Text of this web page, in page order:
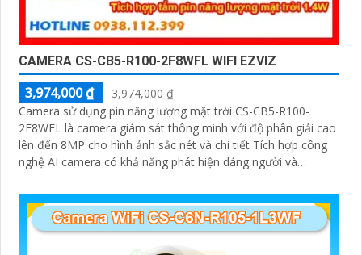
CAMERA CS-CB5-R100-2F8WFL WIFI EZVIZ
3,974,000 ₫
3,974,000 ₫
Camera sử dụng pin năng lượng mặt trời CS-CB5-R100-
2F8WFL là camera giám sát thông minh với độ phân giải cao
lên đến 8MP cho hình ảnh sắc nét và chi tiết Tích hợp công
nghệ AI camera có khả năng phát hiện dáng người và
bỉ chống nước IP65 phù hợp lắp đặt trong mọi điều kiện thời
tiết. Camera An Ninh CS-CB5-R100-2F8WFL có khả năng còi
hú, đèn chớp báo động, Wifi Không Dây, chức năng AI deep
learning phân biệt người & phương tiện